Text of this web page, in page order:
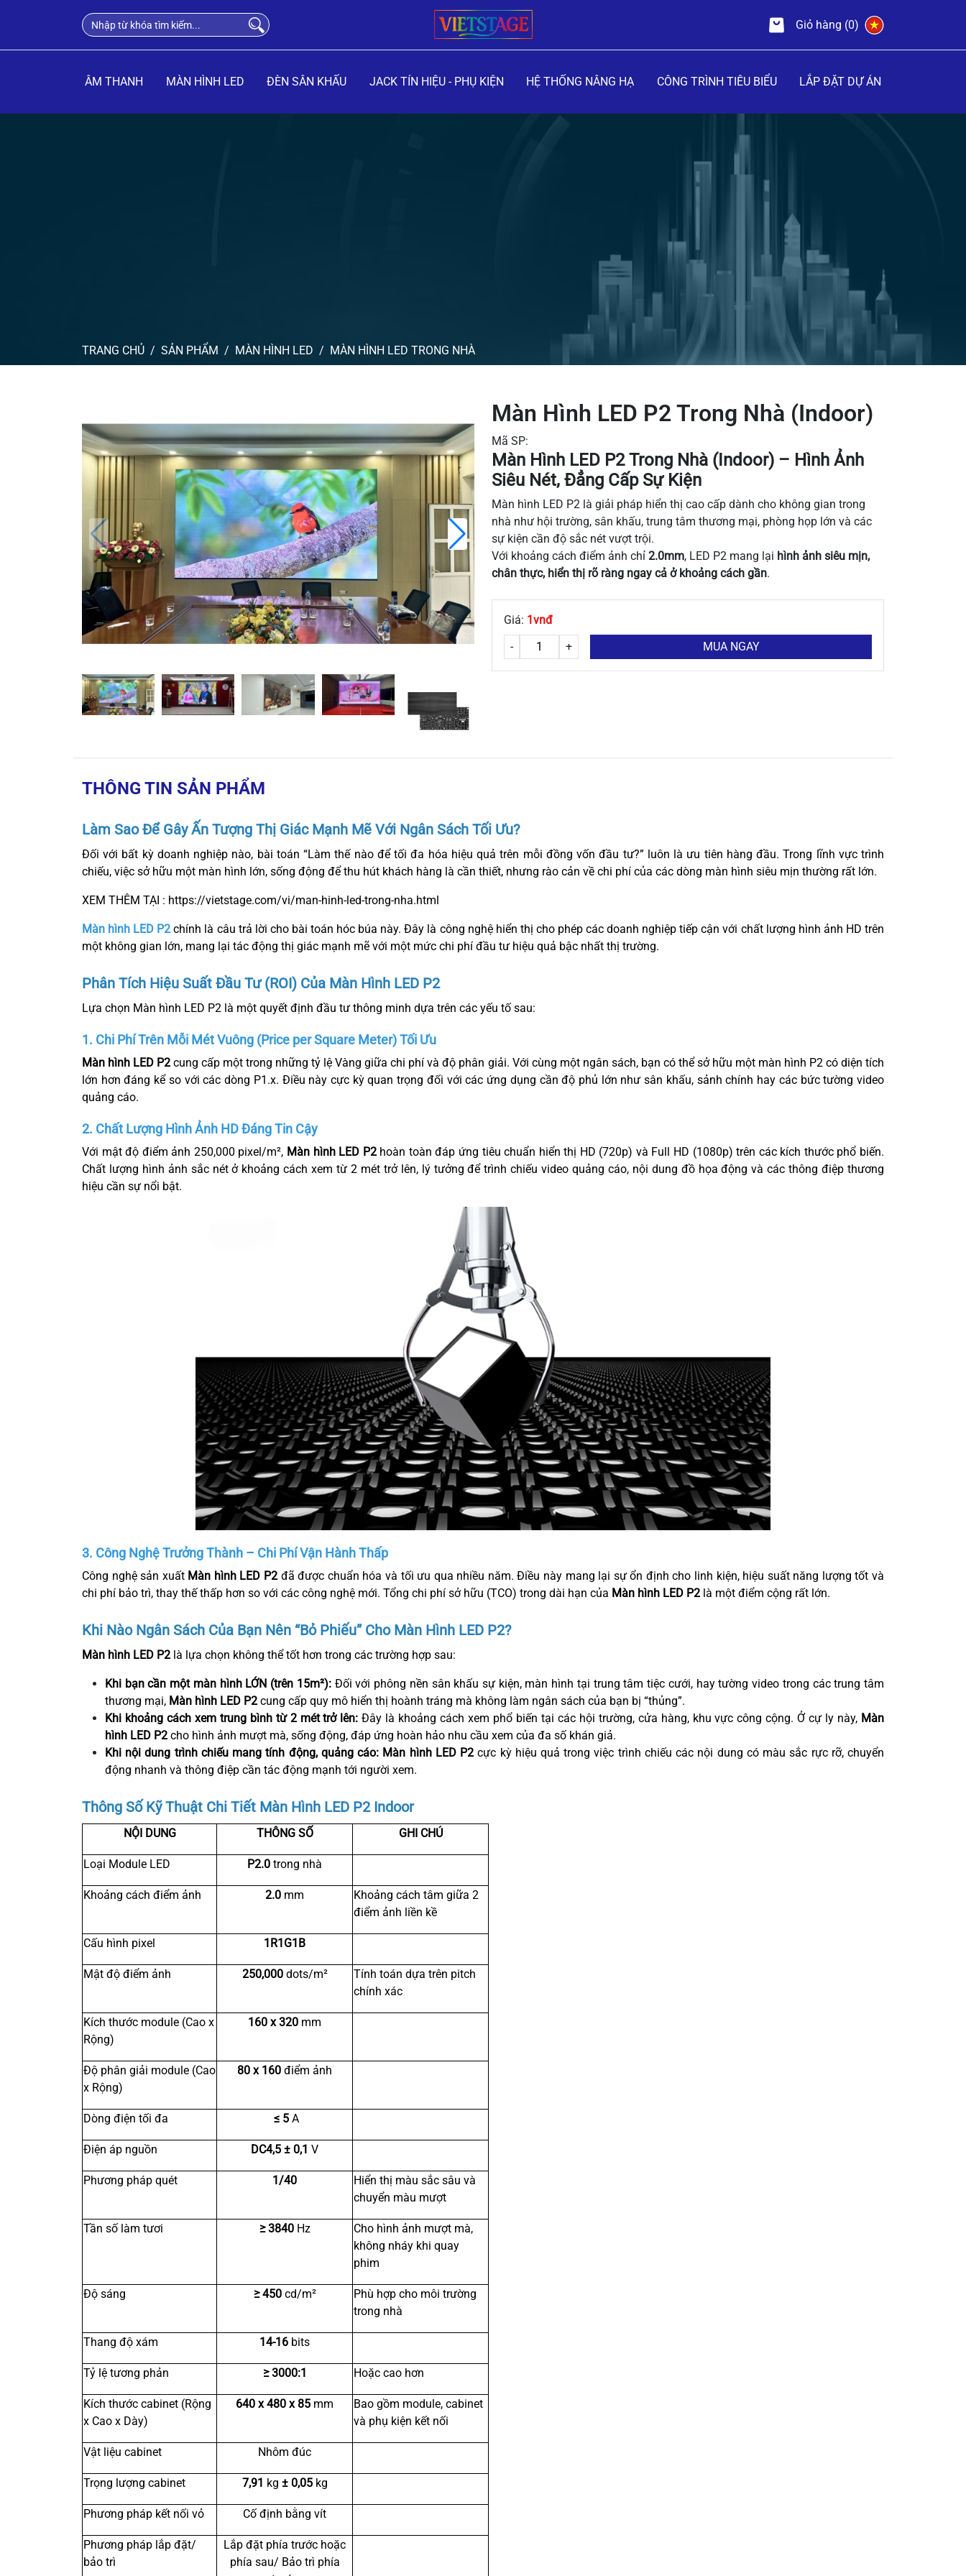
Giỏ hàng (0)
ÂM THANH MÀN HÌNH LED ĐÈN SÂN KHẤU JACK TÍN HIỆU - PHỤ KIỆN HỆ THỐNG NÂNG HẠ CÔNG TRÌNH TIÊU BIỂU LẮP ĐẶT DỰ ÁN
TRANG CHỦ SẢN PHẨM MÀN HÌNH LED MÀN HÌNH LED TRONG NHÀ
Màn Hình LED P2 Trong Nhà (Indoor)
Mã SP:
Màn Hình LED P2 Trong Nhà (Indoor) – Hình Ảnh
Siêu Nét, Đẳng Cấp Sự Kiện
Màn hình LED P2 là giải pháp hiển thị cao cấp dành cho không gian trong
nhà như hội trường, sân khấu, trung tâm thương mại, phòng họp lớn và các
sự kiện cần độ sắc nét vượt trội.
Với khoảng cách điểm ảnh chỉ 2.0mm, LED P2 mang lại hình ảnh siêu mịn,
chân thực, hiển thị rõ ràng ngay cả ở khoảng cách gần.
Giá: 1vnđ
-
+ MUA NGAY
THÔNG TIN SẢN PHẨM
Làm Sao Để Gây Ấn Tượng Thị Giác Mạnh Mẽ Với Ngân Sách Tối Ưu?
Đối với bất kỳ doanh nghiệp nào, bài toán “Làm thế nào để tối đa hóa hiệu quả trên mỗi đồng vốn đầu tư?” luôn là ưu tiên hàng đầu. Trong lĩnh vực trình
chiếu, việc sở hữu một màn hình lớn, sống động để thu hút khách hàng là cần thiết, nhưng rào cản về chi phí của các dòng màn hình siêu mịn thường rất lớn.
XEM THÊM TẠI : https://vietstage.com/vi/man-hinh-led-trong-nha.html
Màn hình LED P2 chính là câu trả lời cho bài toán hóc búa này. Đây là công nghệ hiển thị cho phép các doanh nghiệp tiếp cận với chất lượng hình ảnh HD trên
một không gian lớn, mang lại tác động thị giác mạnh mẽ với một mức chi phí đầu tư hiệu quả bậc nhất thị trường.
Phân Tích Hiệu Suất Đầu Tư (ROI) Của Màn Hình LED P2
Lựa chọn Màn hình LED P2 là một quyết định đầu tư thông minh dựa trên các yếu tố sau:
1. Chi Phí Trên Mỗi Mét Vuông (Price per Square Meter) Tối Ưu
Màn hình LED P2 cung cấp một trong những tỷ lệ Vàng giữa chi phí và độ phân giải. Với cùng một ngân sách, bạn có thể sở hữu một màn hình P2 có diện tích
lớn hơn đáng kể so với các dòng P1.x. Điều này cực kỳ quan trọng đối với các ứng dụng cần độ phủ lớn như sân khấu, sảnh chính hay các bức tường video
quảng cáo.
2. Chất Lượng Hình Ảnh HD Đáng Tin Cậy
Với mật độ điểm ảnh 250,000 pixel/m², Màn hình LED P2hoàn toàn đáp ứng tiêu chuẩn hiển thị HD (720p) và Full HD (1080p) trên các kích thước phổ biến.
Chất lượng hình ảnh sắc nét ở khoảng cách xem từ 2 mét trở lên, lý tưởng để trình chiếu video quảng cáo, nội dung đồ họa động và các thông điệp thương
hiệu cần sự nổi bật.
3. Công Nghệ Trưởng Thành – Chi Phí Vận Hành Thấp
Công nghệ sản xuất Màn hình LED P2 đã được chuẩn hóa và tối ưu qua nhiều năm. Điều này mang lại sự ổn định cho linh kiện, hiệu suất năng lượng tốt và
chi phí bảo trì, thay thế thấp hơn so với các công nghệ mới. Tổng chi phí sở hữu (TCO) trong dài hạn của Màn hình LED P2 là một điểm cộng rất lớn.
Khi Nào Ngân Sách Của Bạn Nên “Bỏ Phiếu” Cho Màn Hình LED P2?
Màn hình LED P2 là lựa chọn không thể tốt hơn trong các trường hợp sau:
Khi bạn cần một màn hình LỚN (trên 15m²):Đối với phông nền sân khấu sự kiện, màn hình tại trung tâm tiệc cưới, hay tường video trong các trung tâm
thương mại, Màn hình LED P2 cung cấp quy mô hiển thị hoành tráng mà không làm ngân sách của bạn bị “thủng”.
Khi khoảng cách xem trung bình từ 2 mét trở lên: Đây là khoảng cách xem phổ biến tại các hội trường, cửa hàng, khu vực công cộng. Ở cự ly này, Màn
hình LED P2 cho hình ảnh mượt mà, sống động, đáp ứng hoàn hảo nhu cầu xem của đa số khán giả.
Khi nội dung trình chiếu mang tính động, quảng cáo: Màn hình LED P2 cực kỳ hiệu quả trong việc trình chiếu các nội dung có màu sắc rực rỡ, chuyển
động nhanh và thông điệp cần tác động mạnh tới người xem.
Thông Số Kỹ Thuật Chi Tiết Màn Hình LED P2 Indoor
NỘI DUNG THÔNG SỐ GHI CHÚ
Loại Module LED P2.0 trong nhà
Khoảng cách điểm ảnh 2.0 mm
Khoảng cách tâm giữa 2
điểm ảnh liền kề
Cấu hình pixel 1R1G1B
Mật độ điểm ảnh 250,000 dots/m²
Tính toán dựa trên pitch
chính xác
Kích thước module (Cao x
Rộng)
160 x 320 mm
Độ phân giải module (Cao
x Rộng)
80 x 160 điểm ảnh
Dòng điện tối đa ≤ 5A
Điện áp nguồn DC4,5 ± 0,1 V
Phương pháp quét 1/40
Hiển thị màu sắc sâu và
chuyển màu mượt
Tần số làm tươi ≥ 3840Hz
Cho hình ảnh mượt mà,
không nháy khi quay
phim
Độ sáng ≥ 450cd/m²
Phù hợp cho môi trường
trong nhà
Thang độ xám 14-16 bits
Tỷ lệ tương phản ≥ 3000:1 Hoặc cao hơn
Kích thước cabinet (Rộng
x Cao x Dày)
640 x 480 x 85 mm
Bao gồm module, cabinet
và phụ kiện kết nối
Vật liệu cabinet Nhôm đúc
Trọng lượng cabinet 7,91 kg ± 0,05kg
Phương pháp kết nối vỏ Cố định bằng vít
Phương pháp lắp đặt/
bảo trì
Lắp đặt phía trước hoặc
phía sau/ Bảo trì phía